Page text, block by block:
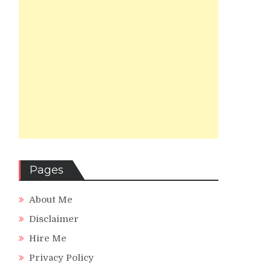
Pages
About Me
Disclaimer
Hire Me
Privacy Policy